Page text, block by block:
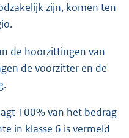
zijn, komen ten
de hoorzittingen van
de voorzitter en de
100% van het bedrag
in klasse 6 is vermeld